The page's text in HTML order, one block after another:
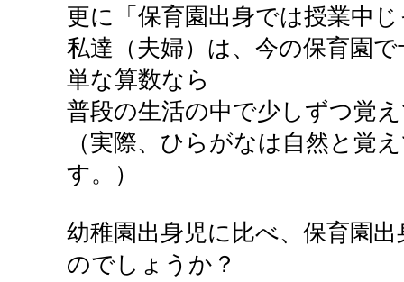
更に「保育園出身では授業中
私達（夫婦）は、今の保育園
単な算数なら
普段の生活の中で少しずつ覚
（実際、ひらがなは自然と覚
す。）
幼稚園出身児に比べ、保育園
のでしょうか？